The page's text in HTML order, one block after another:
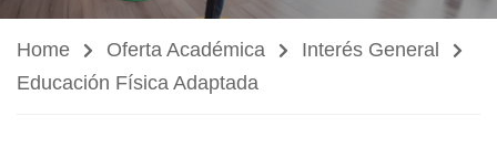
Home Oferta Académica
Interés General
Educación Física Adaptada